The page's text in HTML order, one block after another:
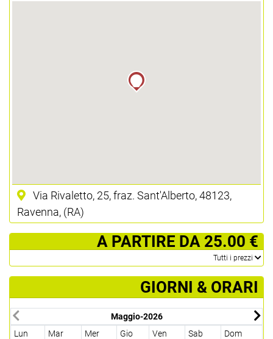
Via Rivaletto, 25, fraz. Sant'Alberto, 48123,
Ravenna, (RA)
­ A PARTIRE DA 25.00 €
­Tutti i prezzi
GIORNI & ORARI
Maggio-2026
Lun
Mar Mer Gio Ven Sab
Dom